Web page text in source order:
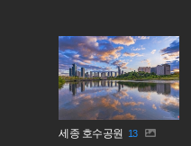
세종 호수공원
13